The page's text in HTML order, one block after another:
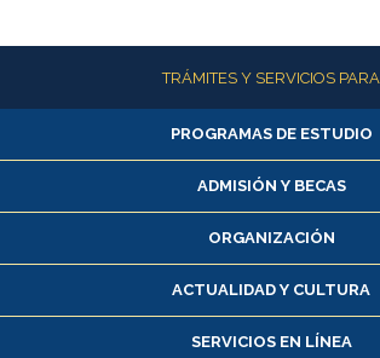
Más informaciónTRÁMITES Y SERVICIOS PARA
Alumnas/os y exalumnas/os
Matrícula en línea
Inscripción y cambio de
Consulta y certificado de notas
Servicio médico y dental
Pago de arancel y crédito
PROGRAMAS DE ESTUDIO
ADMISIÓN Y BECAS
ORGANIZACIÓN
ACTUALIDAD Y CULTURA
SERVICIOS EN LÍNEA